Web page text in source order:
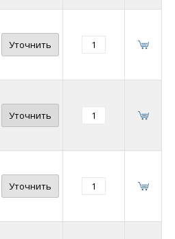
Уточнить
Уточнить
Уточнить